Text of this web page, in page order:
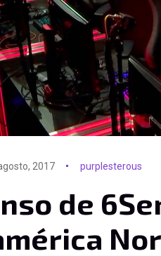
2017 purplesterous
de